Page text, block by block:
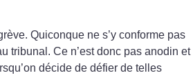
Quiconque ne s’y conforme pas
tribunal. Ce n’est donc pas anodin et
décide de défier de telles